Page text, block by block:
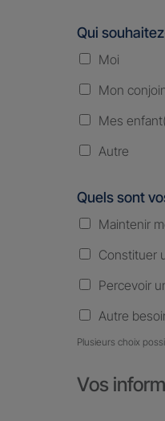
Qui
Moi
Mon
Mes
Autre
Quels sont
Maintenir
Constituer
Percevoir
Autre
Plusieurs choix
Vos